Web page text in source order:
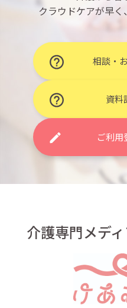
クラウドケアが早く
相談・
資料
ご利用
介護専門メデ